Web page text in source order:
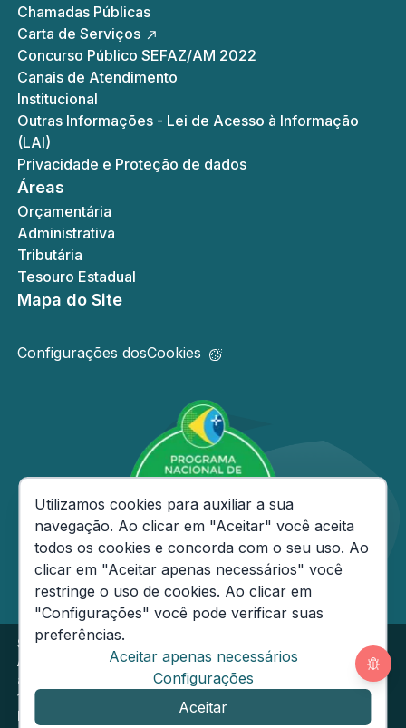
Chamadas Públicas
Carta de Serviços
Concurso Público SEFAZ/AM 2022
Canais de Atendimento
Institucional
Outras Informações - Lei de Acesso à Informação
(LAI)
Privacidade e Proteção de dados
Áreas
Orçamentária
Administrativa
Tributária
Tesouro Estadual
Mapa do Site
Configurações dosCookies
Secretaria de Estado da Fazenda do Amazonas
Av André Araújo, 150 - Aleixo - CEP: 69060-000
Segunda
a Sexta das 08h às
14h
Fone: (92) 2121-1600
Consentimento de Cookies
Utilizamos cookies para auxiliar a sua
navegação. Ao clicar em "Aceitar" você aceita
todos os cookies e concorda com o seu uso. Ao
clicar em "Aceitar apenas necessários" você
restringe o uso de cookies. Ao clicar em
"Configurações" você pode verificar suas
preferências.
Aceitar apenas necessários
Configurações
Aceitar